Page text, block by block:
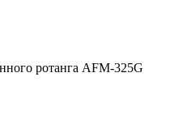
ротанга AFM-325G